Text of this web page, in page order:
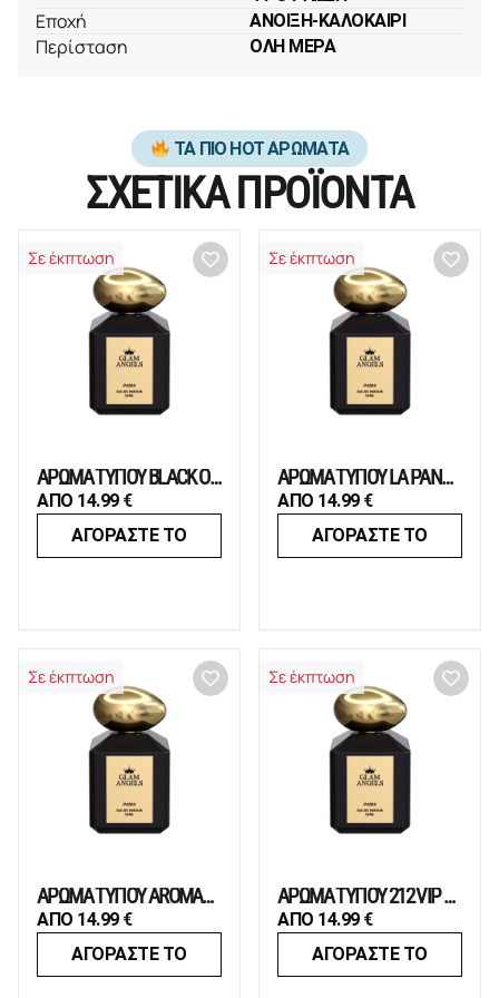
Εποχή ΑΝΟΙΞΗ-ΚΑΛΟΚΑΙΡΙ
Περίσταση ΟΛΗ ΜΕΡΑ
ΤΑ ΠΙΟ HOT ΑΡΩΜΑΤΑ
ΣΧΕΤΙΚΑ ΠΡΟΪΟΝΤΑ
Σε έκπτωση
ΑΡΩΜΑ ΤΥΠΟΥ BLACK OPIUM
ΑΠΟ 14.99 €
ΑΓΟΡΑΣΤΕ ΤΟ
Σε έκπτωση
ΑΡΩΜΑ ΤΥΠΟΥ LA PANTHÈRE
ΑΠΟ 14.99 €
ΑΓΟΡΑΣΤΕ ΤΟ
Σε έκπτωση
ΑΡΩΜΑ ΤΥΠΟΥ AROMATICS ELIXIR
ΑΠΟ 14.99 €
ΑΓΟΡΑΣΤΕ ΤΟ
Σε έκπτωση
ΑΡΩΜΑ ΤΥΠΟΥ 212 VIP WOMAN
ΑΠΟ 14.99 €
ΑΓΟΡΑΣΤΕ ΤΟ